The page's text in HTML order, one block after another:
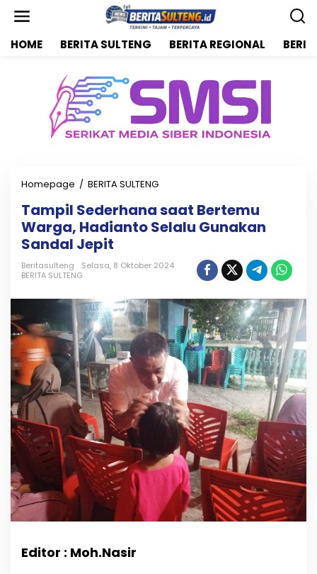
HOME BERITA SULTENG BERITA REGIONAL
Homepage / BERITA SULTENG
m
p
S
e
r
h
a
n
a
s
a
a
e
r
m
u
Tampil Sederhana saat Bertemu
Warga, Hadianto Selalu Gunakan
Sandal Jepit
Beritasulteng
Selasa, 8 Oktober 2024
BERITA SULTENG
Editor : Moh.Nasir